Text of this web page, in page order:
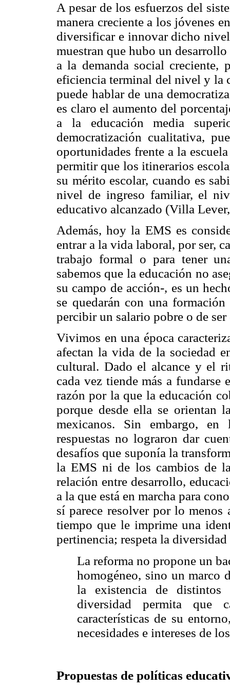
A pesar de los esfuerzos del
manera creciente a los jóvenes
diversificar e innovar dicho
muestran que hubo un
a la demanda social creciente,
eficiencia terminal del nivel y la
puede hablar de una
es claro el aumento del
a la educación media
democratización cualitativa,
oportunidades frente a la
permitir que los itinerarios
su mérito escolar, cuando es
nivel de ingreso familiar, el
educativo alcanzado (Villa
Además, hoy la EMS es
entrar a la vida laboral, por ser,
trabajo formal o para tener
sabemos que la educación no
su campo de acción-, es un
se quedarán con una
percibir un salario pobre o de ser
Vivimos en una época
afectan la vida de la sociedad
cultural. Dado el alcance y el
cada vez tiende más a fundarse
razón por la que la educación
porque desde ella se orientan
mexicanos. Sin embargo,
respuestas no lograron dar
desafíos que suponía la
la EMS ni de los cambios de
relación entre desarrollo,
a la que está en marcha para
sí parece resolver por lo
tiempo que le imprime una
pertinencia; respeta la
La reforma no propone un
homogéneo, sino un marco
la existencia de
diversidad permita que
características de su
necesidades e intereses de
Propuestas de políticas